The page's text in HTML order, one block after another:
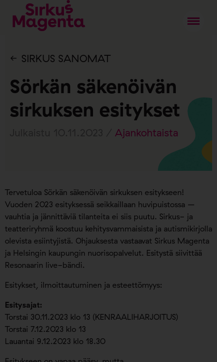
SIRKUS SANOMAT
Sörkän säkenöivän
sirkuksen esitykset
Ajankohtaista
Tervetuloa Sörkän säkenöivän sirkuksen esitykseen!
Vuoden 2023 esityksessä seikkaillaan huvipuistossa –
vauhtia ja jännittäviä tilanteita ei siis puutu. Sirkus- ja
teatteriryhmä koostuu kehitysvammaisista ja autismikirjolla
olevista esiintyjistä. Ohjauksesta vastaavat Sirkus Magenta
ja Helsingin kaupungin nuorisopalvelut. Esitystä siivittää
Resonaarin live-bändi.
Esitykset, ilmoittautuminen ja esteettömyys:
Esitysajat:
Torstai 30.11.2023 klo 13 (KENRAALIHARJOITUS)
Torstai 7.12.2023 klo 13
Lauantai 9.12.2023 klo 18.30